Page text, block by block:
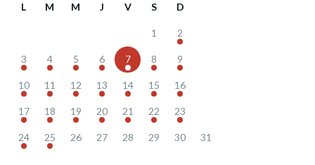
L M M J V S D
1 2
3 4 5 6 7 8 9
10 11 12 13 14 15 16
17 18 19 20 21 22 23
24 25 26 27 28 29 30 31